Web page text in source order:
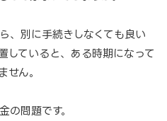
、別に手続きしなくても良い
していると、ある時期になって
せん。
の問題です。